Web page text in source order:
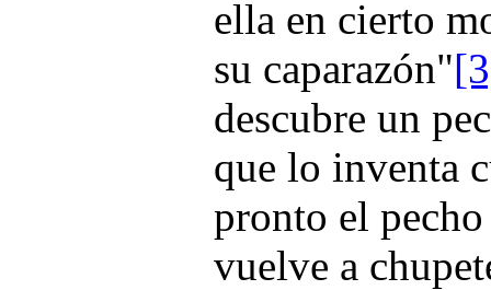
ella en cierto
su caparazón"
descubre un
que lo inventa
pronto el pecho
vuelve a